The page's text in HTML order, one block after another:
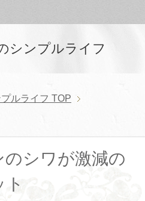
シンプルライフ
ルライフ TOP
シワが激減の